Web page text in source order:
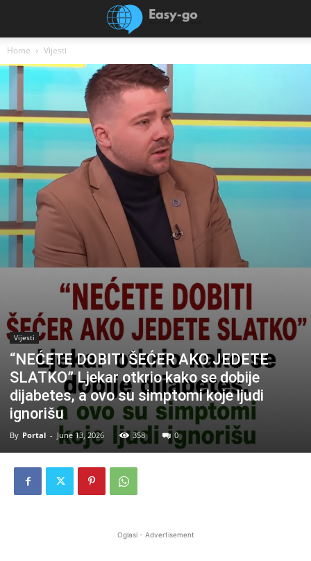
Home Vijesti
Vijesti
“NEĆETE DOBITI ŠEĆER AKO JEDETE
SLATKO” Ljekar otkrio kako se dobije
dijabetes, a ovo su simptomi koje ljudi
ignorišu
By Portal - June 13, 2026 358 0
Oglasi - Advertisement